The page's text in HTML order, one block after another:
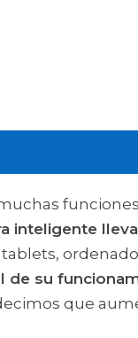
inteligente
de su
que